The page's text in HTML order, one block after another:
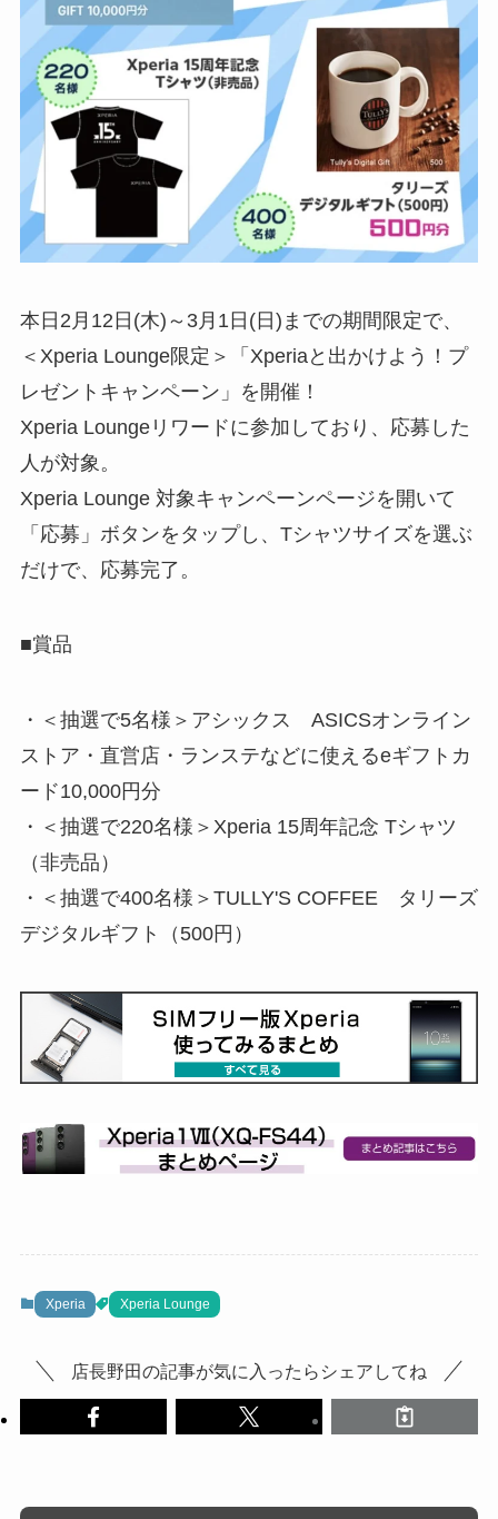
本日2月12日(木)～3月1日(日)までの期間限定で、
＜Xperia Lounge限定＞「Xperiaと出かけよう！プ
レゼントキャンペーン」を開催！
Xperia Loungeリワードに参加しており、応募した
人が対象。
Xperia Lounge 対象キャンペーンページを開いて
「応募」ボタンをタップし、Tシャツサイズを選ぶ
だけで、応募完了。
■賞品
・＜抽選で5名様＞アシックス ASICSオンライン
ストア・直営店・ランステなどに使えるeギフトカ
ード10,000円分
・＜抽選で220名様＞Xperia 15周年記念 Tシャツ
（非売品）
・＜抽選で400名様＞TULLY'S COFFEE タリーズ
デジタルギフト（500円）
Xperia Xperia Lounge
店長野田の記事が気に入ったらシェアしてね